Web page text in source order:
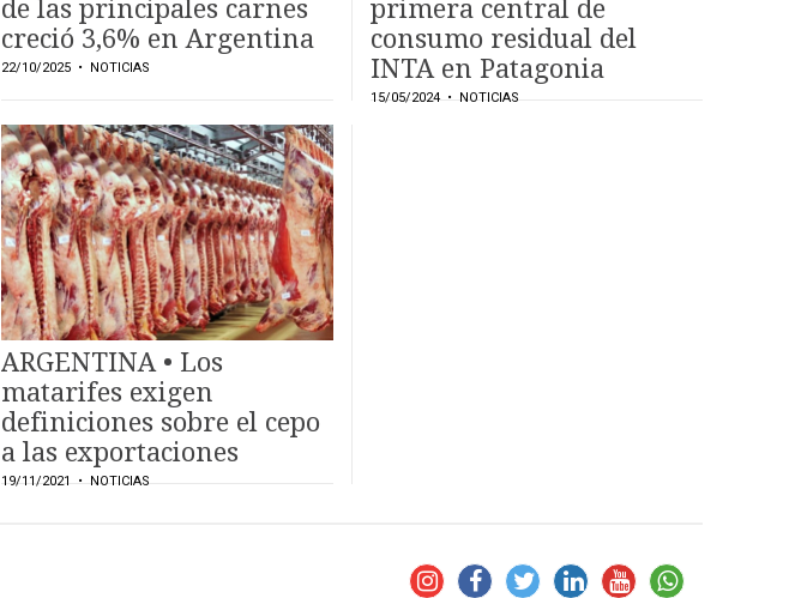
de las principales carnes
creció 3,6% en Argentina
22/10/2025 • NOTICIAS
primera central de
consumo residual del
INTA en Patagonia
15/05/2024• NOTICIAS
ARGENTINA • Los
matarifes exigen
definiciones sobre el cepo
a las exportaciones
19/11/2021 • NOTICIAS